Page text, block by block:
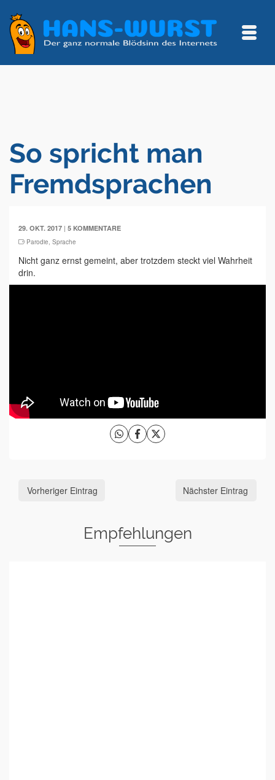
So spricht man
Fremdsprachen
29. OKT. 2017 | 5 KOMMENTARE
Parodie, Sprache
Nicht ganz ernst gemeint, aber trotzdem steckt viel Wahrheit
drin.
Vorheriger Eintrag Nächster Eintrag
Empfehlungen